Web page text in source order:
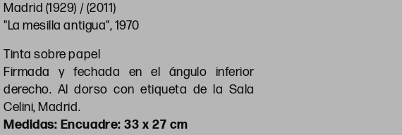
Madrid (1929) / (2011)
"La mesilla antigua", 1970
Tinta sobre papel
Firmada y fechada en el ángulo inferior
derecho. Al dorso con etiqueta de la Sala
Celini, Madrid.
Encuadre: 33 x 27 cm